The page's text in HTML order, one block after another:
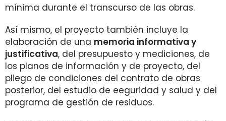
mínima durante el transcurso de las obras.
Así mismo, el proyecto también incluye la
elaboración de una memoria informativa y
justificativa, del presupuesto y mediciones, de
los planos de información y de proyecto, del
pliego de condiciones del contrato de obras
posterior, del estudio de eeguridad y salud y del
programa de gestión de residuos.